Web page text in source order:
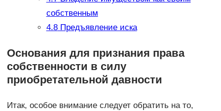
собственным
4.8Предъявление иска
Основания для признания права
собственности в силу
приобретательной давности
Итак, особое внимание следует обратить на то,